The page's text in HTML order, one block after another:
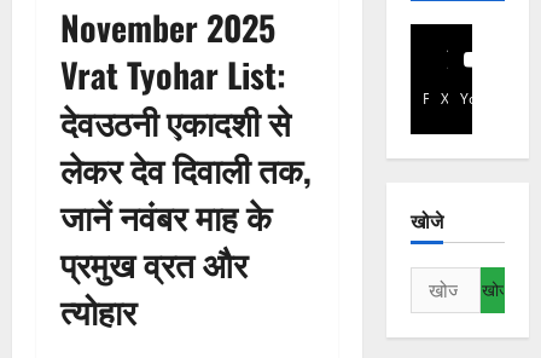
November 2025
Vrat Tyohar List:
देवउठनी एकादशी से
लेकर देव दिवाली तक,
जानें नवंबर माह के
प्रमुख व्रत और
त्योहार
Facebook
X YouTube
खोजे
निम्न
को
खोजें: